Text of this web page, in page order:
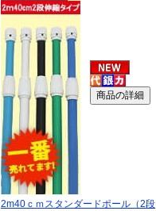
2m40ｃｍスタンダードポール（2段